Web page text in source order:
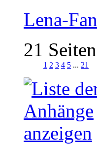
Lena-Fan
21 Seiten
1 2 3 4 5 ... 21